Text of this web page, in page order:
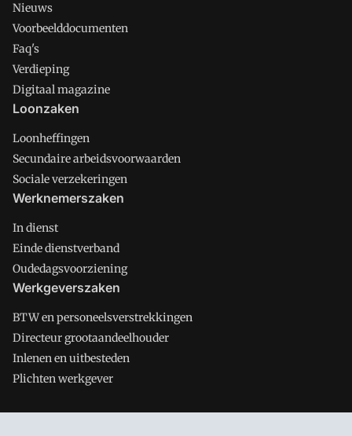
Nieuws
Voorbeelddocumenten
Faq's
Verdieping
Digitaal magazine
Loonzaken
Loonheffingen
Secundaire arbeidsvoorwaarden
Sociale verzekeringen
Werknemerszaken
In dienst
Einde dienstverband
Oudedagsvoorziening
Werkgeverszaken
BTW en personeelsverstrekkingen
Directeur grootaandeelhouder
Inlenen en uitbesteden
Plichten werkgever